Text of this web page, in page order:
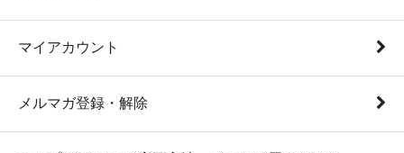
マイアカウント
メルマガ登録・解除